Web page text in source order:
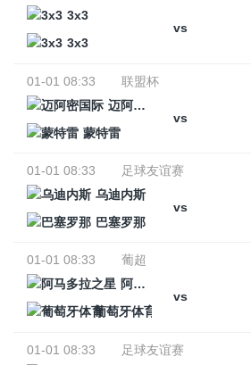
3x3
vs
3x3
01-01 08:33
联盟杯
迈阿密国际
vs
蒙特雷
01-01 08:33
足球友谊赛
乌迪内斯
vs
巴塞罗那
01-01 08:33
葡超
阿马多拉之星
vs
葡萄牙体育
01-01 08:33
足球友谊赛